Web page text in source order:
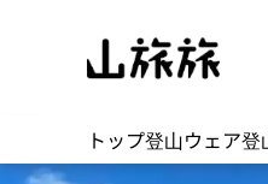
トップ登山ウェア登